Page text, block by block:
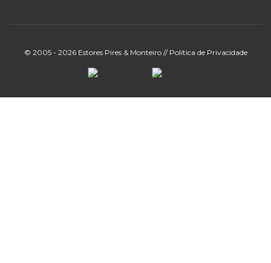
© 2005 - 2026 Estores Pires & Monteiro // Política de Privacidade